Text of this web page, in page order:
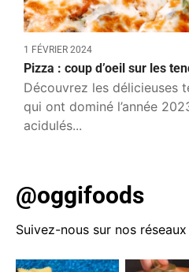
1 FÉVRIER 2024
Pizza : coup d’oeil sur les
Découvrez les délicieuses
qui ont dominé l’année
acidulés...
@oggifoods
Suivez-nous sur nos